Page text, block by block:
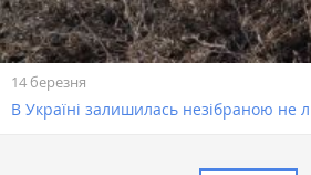
14 березня
В Україні залишилась незібраною не